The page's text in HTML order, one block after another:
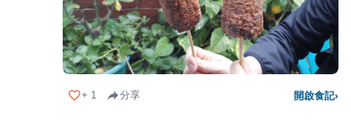
+ 1 分享 開啟食記›